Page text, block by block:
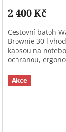
2 400 Kč
Cestovní batoh
Brownie 30 l
kapsou na
ochranou,
AirMesh a
kufr. Ideální do...
Akce